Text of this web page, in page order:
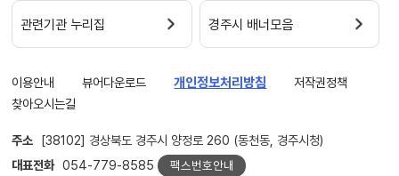
관련기관 누리집 경주시 배너모음
이용안내 뷰어다운로드 개인정보처리방침
저작권정책
찾아오시는길
주소 [38102] 경상북도 경주시 양정로 260 (동천동, 경주시청)
대표전화 054-779-8585 팩스번호안내